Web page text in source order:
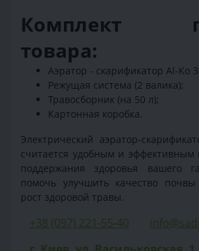
Комплект
товара:
Аэратор - скарификатор Al-Ko
Режущая система (2 валика);
Травосборник (на 50 л);
Картонная коробка.
Электрический аэратор-
считается удобным и эффективным
поддержания здоровья вашего
помочь улучшить качество
рост здоровой травы.
+38 (097) 221-55-40